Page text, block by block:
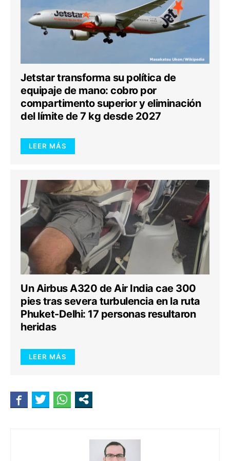
Jetstar transforma su política de
equipaje de mano: cobro por
compartimento superior y eliminación
del límite de 7 kg desde 2027
LEER MÁS
Un Airbus A320 de Air India cae 300
pies tras severa turbulencia en la ruta
Phuket-Delhi: 17 personas resultaron
heridas
LEER MÁS